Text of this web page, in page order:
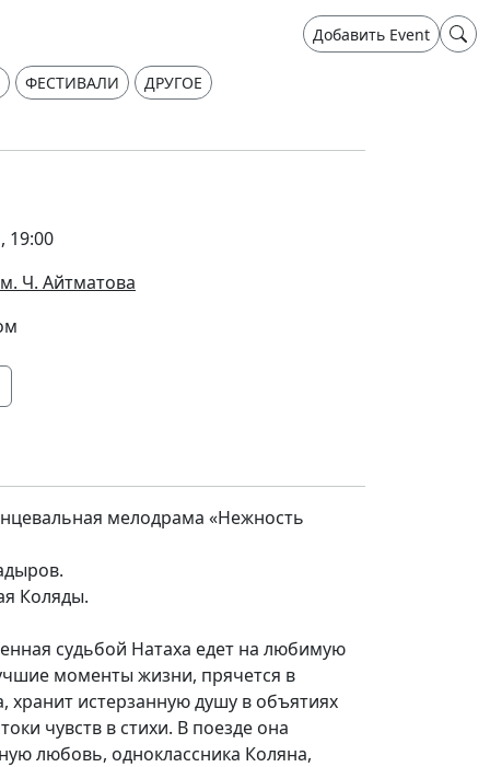
Добавить Event
ФЕСТИВАЛИ ДРУГОЕ
19:00
Ч. Айтматова
мелодрама «Нежность
Коляды.
судьбой Натаха едет на любимую
моменты жизни, прячется в
хранит истерзанную душу в объятиях
чувств в стихи. В поезде она
любовь, одноклассника Коляна,